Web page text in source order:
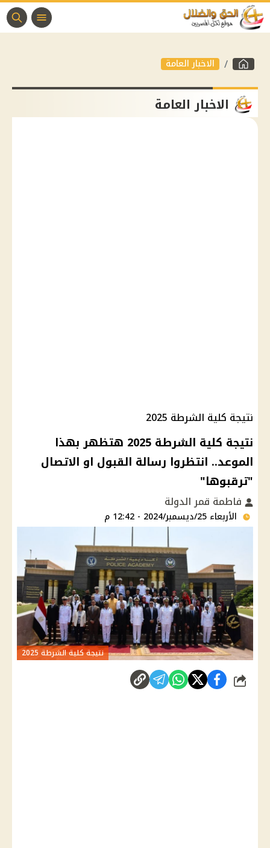
الاخبار العامة
الاخبار العامة
نتيجة كلية الشرطة 2025
نتيجة كلية الشرطة 2025 هتظهر بهذا
الموعد.. انتظروا رسالة القبول او الاتصال
"ترقبوها"
فاطمة قمر الدولة
الأربعاء 25/ديسمبر/2024 - 12:42 م
نتيجة كلية الشرطة 2025
شارك